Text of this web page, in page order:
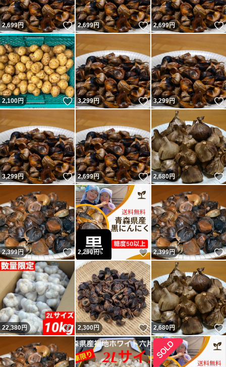
2,699円 いいね！
2,699円 いいね！
2,699円
2,100円 いいね！
3,299円 いいね！
3,299円
3,299円 いいね！
2,699円 いいね！
2,680円
2,399円 いいね！
2,290円 いいね！
2,399円
22,380円 いいね！
2,300円 いいね！
2,680円